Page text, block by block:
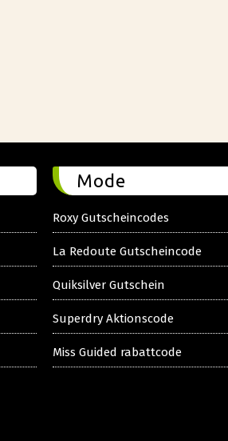
Mode
Roxy Gutscheincodes
La Redoute Gutscheincode
Quiksilver Gutschein
Superdry Aktionscode
Miss Guided rabattcode